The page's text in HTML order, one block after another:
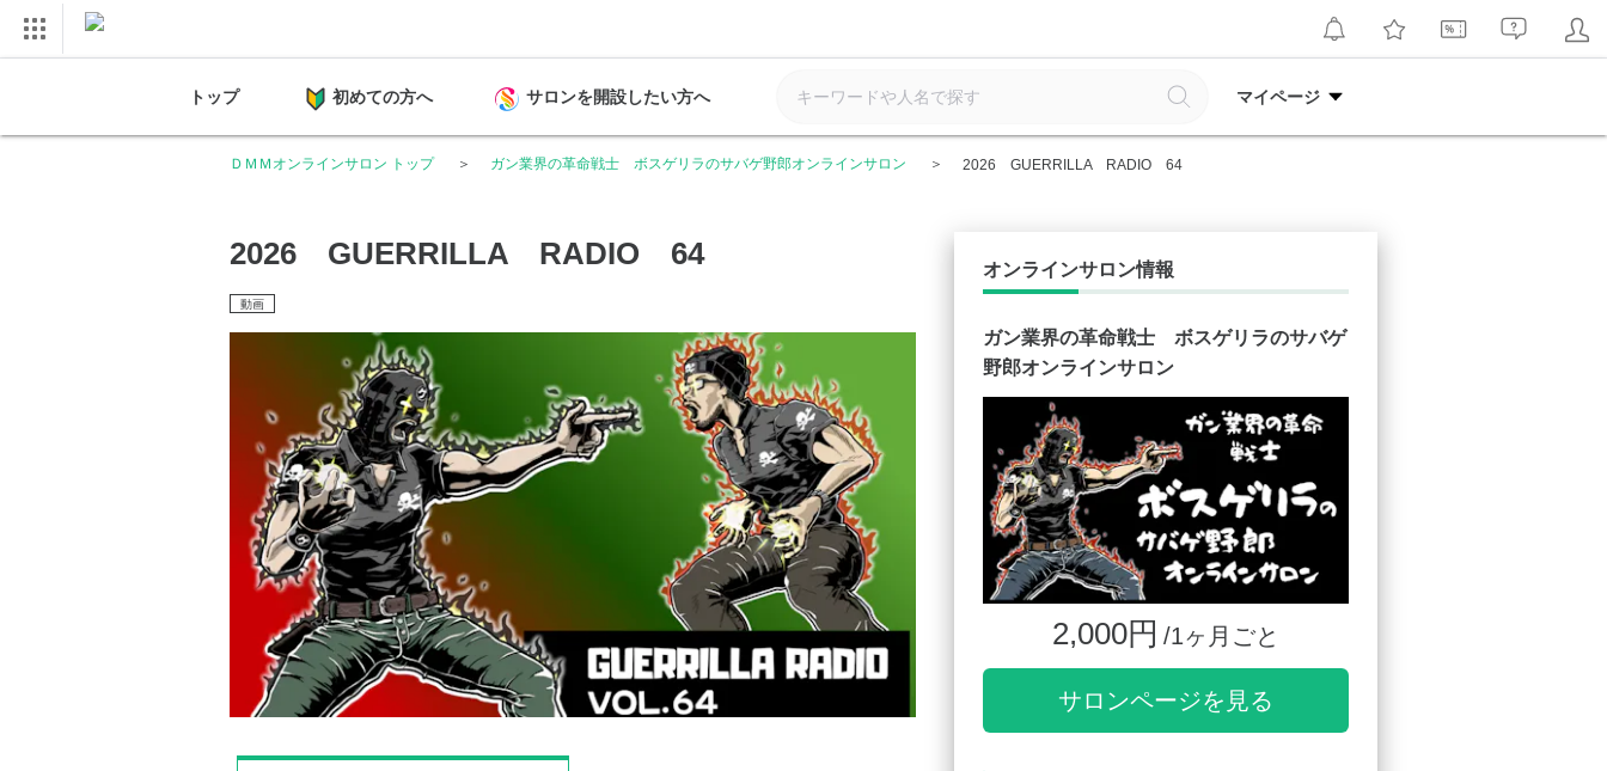
トップ 初めての方へ サロンを開設したい方へ マイページ
ＤＭＭオンラインサロン トップ ガン業界の革命戦士 ボスゲリラのサバゲ野郎オンラインサロン 2026 GUERRILLA RADIO 64
2026 GUERRILLA RADIO 64
動画
オンラインサロン情報
ガン業界の革命戦士 ボスゲリラのサバゲ
野郎オンラインサロン
2,000円 /1ヶ月ごと
サロンページを見る